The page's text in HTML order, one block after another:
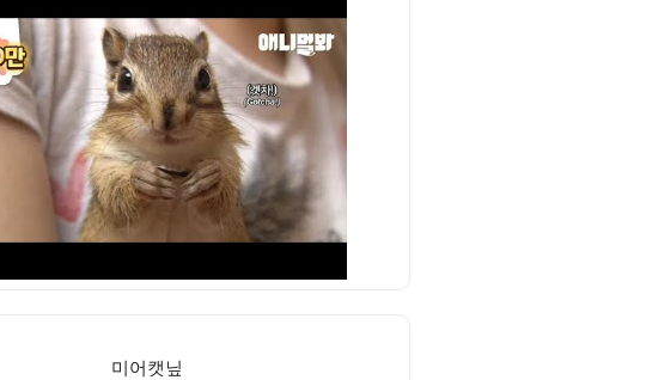
미어캣닢